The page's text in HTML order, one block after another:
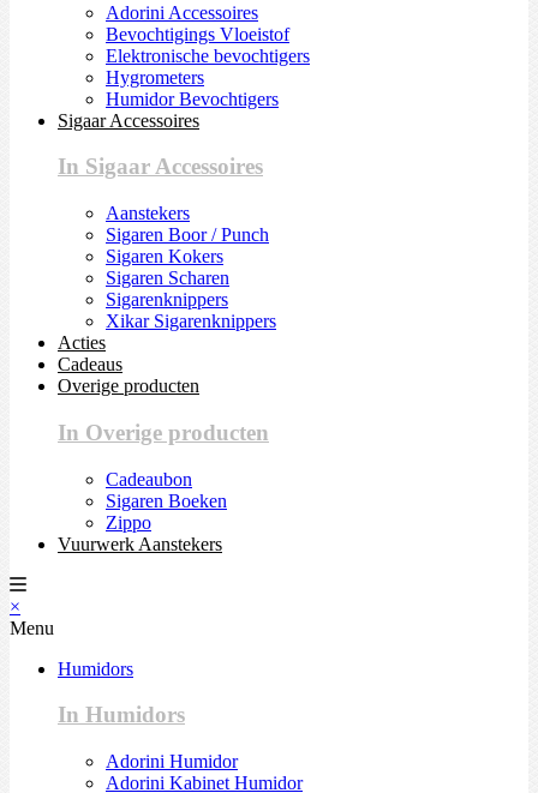
Adorini Accessoires
Bevochtigings Vloeistof
Elektronische bevochtigers
Hygrometers
Humidor Bevochtigers
Sigaar Accessoires
In Sigaar Accessoires
Aanstekers
Sigaren Boor / Punch
Sigaren Kokers
Sigaren Scharen
Sigarenknippers
Xikar Sigarenknippers
Acties
Cadeaus
Overige producten
In Overige producten
Cadeaubon
Sigaren Boeken
Zippo
Vuurwerk Aanstekers
×
Menu
Humidors
In Humidors
Adorini Humidor
Adorini Kabinet Humidor